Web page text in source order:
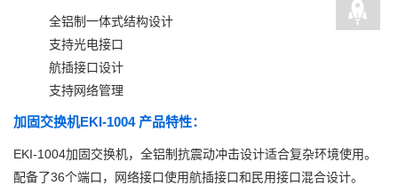
全铝制一体式结构设计
支持光电接口
航插接口设计
支持网络管理
加固交换机EKI-1004 产品特性：
EKI-1004加固交换机，全铝制抗震动冲击设计适合复杂环境使用。
配备了36个端口，网络接口使用航插接口和民用接口混合设计。